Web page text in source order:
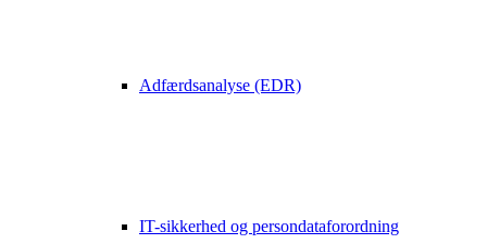
Adfærdsanalyse (EDR)
IT-sikkerhed og persondataforordning